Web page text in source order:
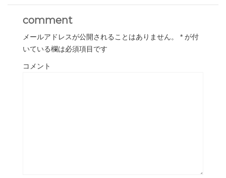
comment
メールアドレスが公開されることはありません。 * が付
いている欄は必須項目です
コメント